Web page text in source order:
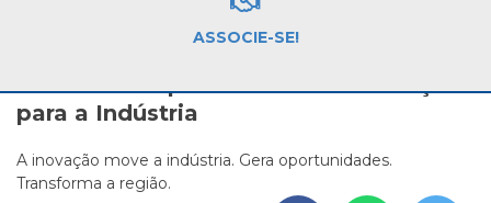
ASSOCIE-SE!
EMBRAPII: Oportunidade de Inovação
para a Indústria
A inovação move a indústria. Gera oportunidades.
Transforma a região.